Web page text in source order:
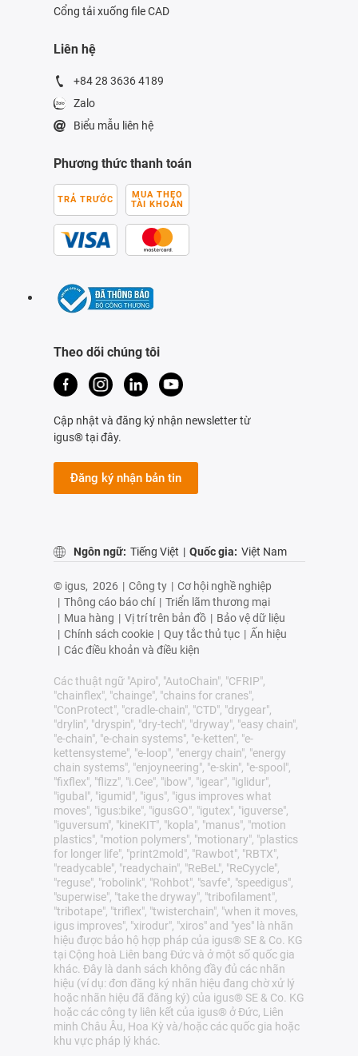
Cổng tải xuống file CAD
Liên hệ
+84 28 3636 4189
Zalo
Biểu mẫu liên hệ
Phương thức thanh toán
TRẢ TRƯỚC
MUA THEO
TÀI KHOẢN
Theo dõi chúng tôi
Cập nhật và đăng ký nhận newsletter từ
igus® tại đây.
Đăng ký nhận bản tin
Ngôn ngữ: Tiếng Việt | Quốc gia: Việt Nam
© igus, 2026 | Công ty | Cơ hội nghề nghiệp
| Thông cáo báo chí | Triển lãm thương mại
| Mua hàng | Vị trí trên bản đồ | Bảo vệ dữ liệu
| Chính sách cookie | Quy tắc thủ tục | Ấn hiệu
| Các điều khoản và điều kiện
Các thuật ngữ "Apiro", "AutoChain", "CFRIP",
"chainflex", "chainge", "chains for cranes",
"ConProtect", "cradle-chain", "CTD", "drygear",
"drylin", "dryspin", "dry-tech", "dryway", "easy chain",
"e-chain", "e-chain systems", "e-ketten", "e-
kettensysteme", "e-loop", "energy chain", "energy
chain systems", "enjoyneering", "e-skin", "e-spool",
"fixflex", "flizz", "i.Cee", "ibow", "igear", "iglidur",
"igubal", "igumid", "igus", "igus improves what
moves", "igus:bike", "igusGO", "igutex", "iguverse",
"iguversum", "kineKIT", "kopla", "manus", "motion
plastics", "motion polymers", "motionary", "plastics
for longer life", "print2mold", "Rawbot", "RBTX",
"readycable", "readychain", "ReBeL", "ReCyycle",
"reguse", "robolink", "Rohbot", "savfe", "speedigus",
"superwise", "take the dryway", "tribofilament",
"tribotape", "triflex", "twisterchain", "when it moves,
igus improves", "xirodur", "xiros" and "yes" là nhãn
hiệu được bảo hộ hợp pháp của igus® SE & Co. KG
tại Cộng hoà Liên bang Đức và ở một số quốc gia
khác. Đây là danh sách không đầy đủ các nhãn
hiệu (ví dụ: đơn đăng ký nhãn hiệu đang chờ xử lý
hoặc nhãn hiệu đã đăng ký) của igus® SE & Co. KG
hoặc các công ty liên kết của igus® ở Đức, Liên
minh Châu Âu, Hoa Kỳ và/hoặc các quốc gia hoặc
khu vực pháp lý khác.